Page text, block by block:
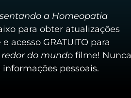
a Homeopatia
para obter atualizações
acesso GRATUITO para
do mundo filme! Nunca
pessoais.